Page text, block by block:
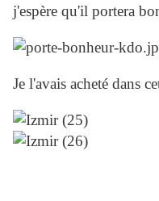
j'espère qu'il portera
Je l'avais acheté dans